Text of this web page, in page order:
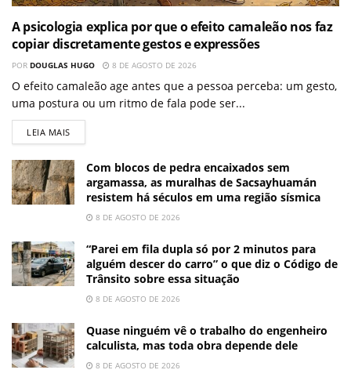
A psicologia explica por que o efeito camaleão nos faz
copiar discretamente gestos e expressões
POR DOUGLAS HUGO 8 DE AGOSTO DE 2026
O efeito camaleão age antes que a pessoa perceba: um gesto,
uma postura ou um ritmo de fala pode ser...
LEIA MAIS
Com blocos de pedra encaixados sem
argamassa, as muralhas de Sacsayhuamán
resistem há séculos em uma região sísmica
8 DE AGOSTO DE 2026
“Parei em fila dupla só por 2 minutos para
alguém descer do carro” o que diz o Código de
Trânsito sobre essa situação
8 DE AGOSTO DE 2026
Quase ninguém vê o trabalho do engenheiro
calculista, mas toda obra depende dele
8 DE AGOSTO DE 2026